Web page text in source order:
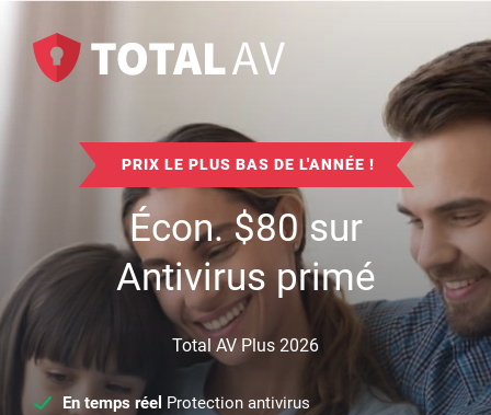
PRIX LE PLUS BAS DE L'ANNÉE !
Écon.$80sur
Antivirus primé
Total AV Plus 2026
En temps réel Protection antivirus